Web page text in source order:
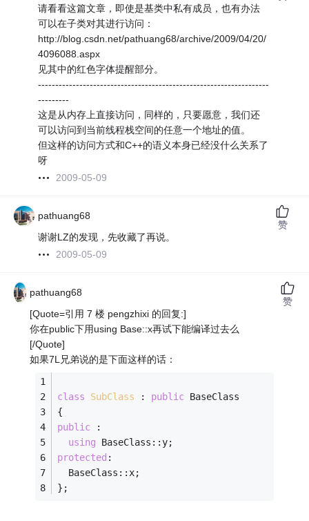
请看看这篇文章，即使是基类中私有成员，也有办法
可以在子类对其进行访问：
http://blog.csdn.net/pathuang68/archive/2009/04/20/
4096088.aspx
见其中的红色字体提醒部分。
-------------------------------------------------------------------
---------
这是从内存上直接访问，同样的，只要愿意，我们还
可以访问到当前线程栈空间的任意一个地址的值。
但这样的访问方式和C++的语义本身已经没什么关系了
呀
2009-05-09
pathuang68
谢谢LZ的发现，先收藏了再说。
2009-05-09
赞
pathuang68
[Quote=引用 7 楼 pengzhixi 的回复:]
你在public下用using Base::x再试下能编译过去么
[/Quote]
如果7L兄弟说的是下面这样的话：
class SubClass : public BaseClass
{
public :
using BaseClass::y;
protected :
  BaseClass::x;
};
赞